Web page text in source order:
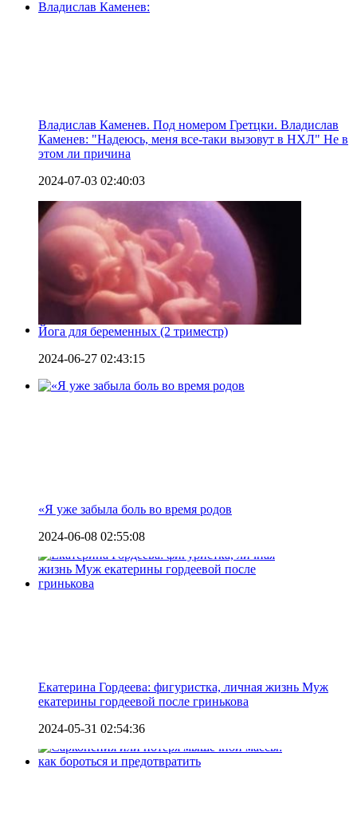
Владислав Каменев. Под номером Гретцки. Владислав
Каменев: "Надеюсь, меня все-таки вызовут в НХЛ" Не в
этом ли причина
2024-07-03 02:40:03
Йога для беременных (2 триместр)
2024-06-27 02:43:15
«Я уже забыла боль во время родов
2024-06-08 02:55:08
Екатерина Гордеева: фигуристка, личная жизнь Муж
екатерины гордеевой после гринькова
2024-05-31 02:54:36